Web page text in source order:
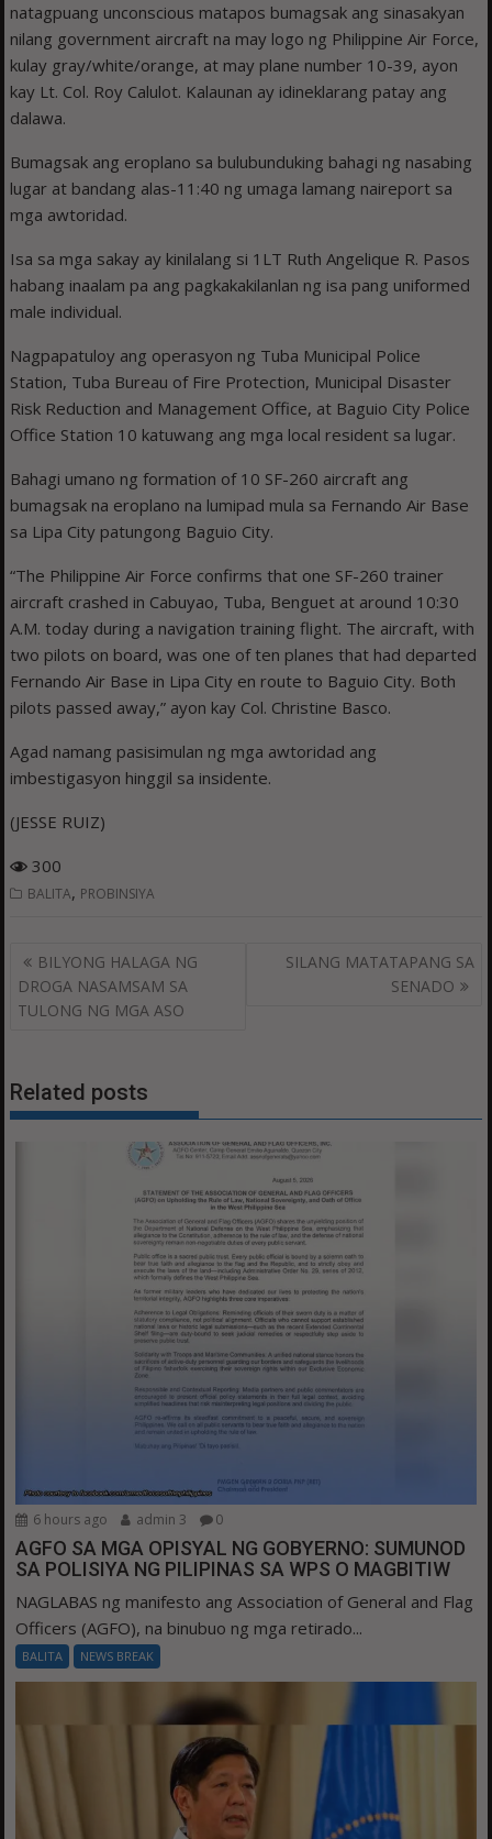
natagpuang unconscious matapos bumagsak ang sinasakyan
nilang government aircraft na may logo ng Philippine Air Force,
kulay gray/white/orange, at may plane number 10-39, ayon
kay Lt. Col. Roy Calulot. Kalaunan ay idineklarang patay ang
dalawa.
Bumagsak ang eroplano sa bulubunduking bahagi ng nasabing
lugar at bandang alas-11:40 ng umaga lamang naireport sa
mga awtoridad.
Isa sa mga sakay ay kinilalang si 1LT Ruth Angelique R. Pasos
habang inaalam pa ang pagkakakilanlan ng isa pang uniformed
male individual.
Nagpapatuloy ang operasyon ng Tuba Municipal Police
Station, Tuba Bureau of Fire Protection, Municipal Disaster
Risk Reduction and Management Office, at Baguio City Police
Office Station 10 katuwang ang mga local resident sa lugar.
Bahagi umano ng formation of 10 SF-260 aircraft ang
bumagsak na eroplano na lumipad mula sa Fernando Air Base
sa Lipa City patungong Baguio City.
“The Philippine Air Force confirms that one SF-260 trainer
aircraft crashed in Cabuyao, Tuba, Benguet at around 10:30
A.M. today during a navigation training flight. The aircraft, with
two pilots on board, was one of ten planes that had departed
Fernando Air Base in Lipa City en route to Baguio City. Both
pilots passed away,” ayon kay Col. Christine Basco.
Agad namang pasisimulan ng mga awtoridad ang
imbestigasyon hinggil sa insidente.
(JESSE RUIZ)
300
BALITA, PROBINSIYA
Post
navigation
BILYONG HALAGA NG
DROGA NASAMSAM SA
TULONG NG MGA ASO
SILANG MATATAPANG SA
SENADO
Related posts
6 hours ago admin 3 0
AGFO SA MGA OPISYAL NG GOBYERNO: SUMUNOD
SA POLISIYA NG PILIPINAS SA WPS O MAGBITIW
NAGLABAS ng manifesto ang Association of General and Flag
Officers (AGFO), na binubuo ng mga retirado...
BALITA NEWS BREAK